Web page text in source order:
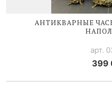
АНТИКВАРНЫЕ
арт.
399